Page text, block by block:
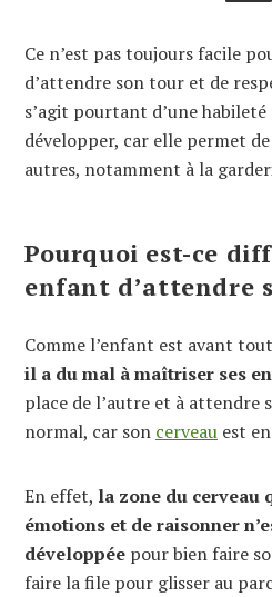
Ce n’est pas toujours facile
d’attendre son tour et de
s’agit pourtant d’une
développer, car elle permet
autres, notamment à la
Pourquoi est-ce
enfant d’attendre
Comme l’enfant est avant
il a du mal à maîtriser ses
place de l’autre et à attendre
normal, car son cerveau est
En effet, la zone du cerveau
émotions et de raisonner
développée pour bien faire
faire la file pour glisser au